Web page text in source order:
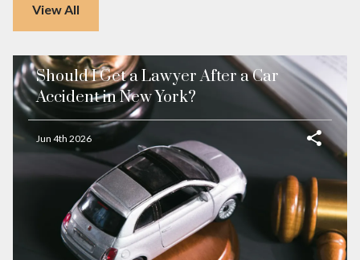
View All
Should I Get a Lawyer After a Car
Accident in New York?
Jun 4th 2026